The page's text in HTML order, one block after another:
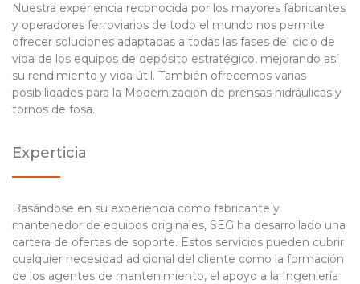
Nuestra experiencia reconocida por los mayores fabricantes
y operadores ferroviarios de todo el mundo nos permite
ofrecer soluciones adaptadas a todas las fases del ciclo de
vida de los equipos de depósito estratégico, mejorando así
su rendimiento y vida útil. También ofrecemos varias
posibilidades para la Modernización de prensas hidráulicas y
tornos de fosa.
Experticia
Basándose en su experiencia como fabricante y
mantenedor de equipos originales, SEG ha desarrollado una
cartera de ofertas de soporte. Estos servicios pueden cubrir
cualquier necesidad adicional del cliente como la formación
de los agentes de mantenimiento, el apoyo a la Ingeniería